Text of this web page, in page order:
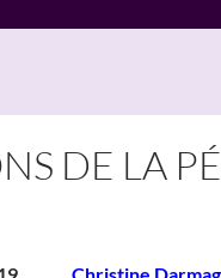
DE LA